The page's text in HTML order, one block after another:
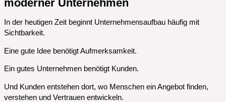
moderner Unternehmen
In der heutigen Zeit beginnt Unternehmensaufbau häufig mit
Sichtbarkeit.
Eine gute Idee benötigt Aufmerksamkeit.
Ein gutes Unternehmen benötigt Kunden.
Und Kunden entstehen dort, wo Menschen ein Angebot finden,
verstehen und Vertrauen entwickeln.